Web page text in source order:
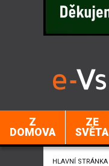
Z
DOMOVA
ZE
SVĚTA
HLAVNÍ STRÁNKA